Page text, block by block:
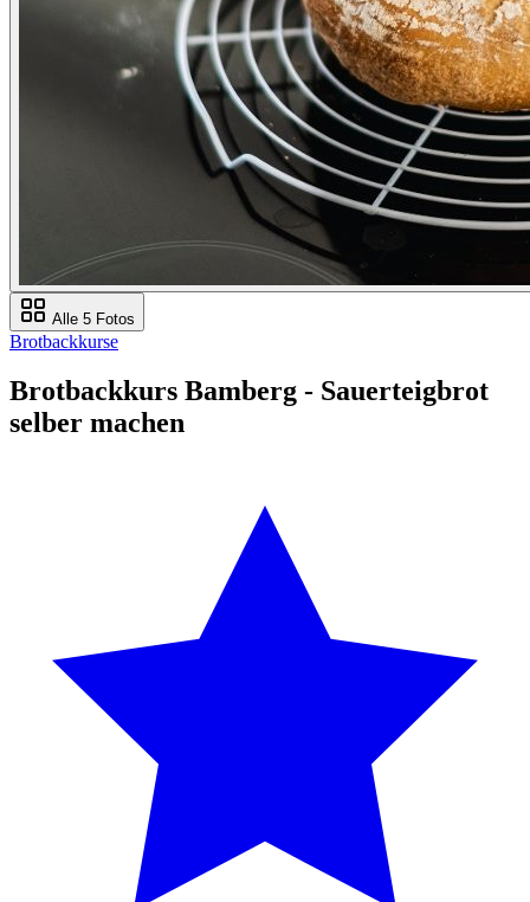
Alle 5 Fotos
Brotbackkurse
Brotbackkurs Bamberg - Sauerteigbrot
selber machen